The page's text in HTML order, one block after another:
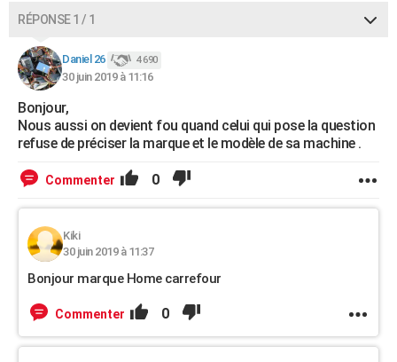
CARTE DE VOEUX
Carte de Noël
Carte Bonne année
Carte Saint-Valentin
Carte Pâques
Carte d'anniversaire
DICTIONNAIRE
Dictionnaire
Biographies
Citations
Expressions
Proverbes
COPAINS D'AVANT
AVIS DE DÉCÈS
Bricolage
Lifestyle
Culture
Sport
Auto
Television
Voyage
Cinema
RÉPONSE 1 / 1
Daniel 26 4 690
30 juin 2019 à 11:16
Bonjour,
Nous aussi on devient fou quand celui qui pose la question
refuse de préciser la marque et le modèle de sa machine .
Commenter 0
Kiki
30 juin 2019 à 11:37
Bonjour marque Home carrefour
Commenter 0